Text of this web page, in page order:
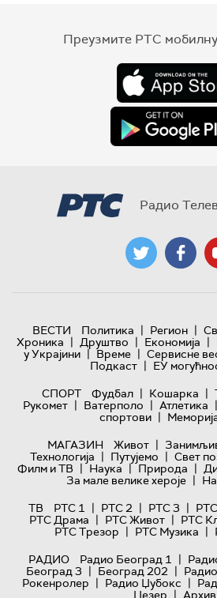
Преузмите РТС мобилну
Радио
ВЕСТИ Политика | Регион |
Хроника | Друштво | Економија |
у Украјини | Време | Сервисне
Подкаст | ЕУ
СПОРТ
Фудбал | Кошарка |
Рукомет | Ватерполо | Атлетика |
спортови |
МАГАЗИН
Живот |
Технологијa | Путујемо | Свет
Филм и ТВ | Наука | Природа |
За мале велике хероје |
ТВ
РТС 1 | РТС 2 | РТС 3 |
РТС Драма | РТС Живот | РТС
РТС Трезор | РТС Музика |
РАДИО
Радио Београд 1 |
Београд 3 | Београд 202 |
Рокенролер | Радио Џубокс |
Џезер | Архив